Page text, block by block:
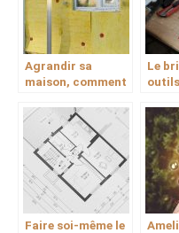
Agrandir sa
maison, comment
Le
Faire soi-même le